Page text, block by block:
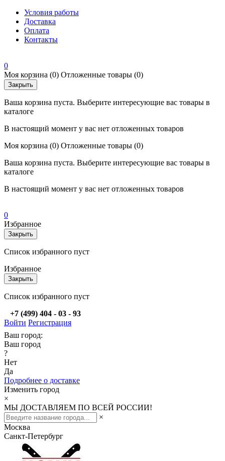
Условия работы
Доставка
Оплата
Контакты
0
Моя корзина (0) Отложенные товары (0)
Закрыть
Ваша корзина пуста. Выберите интересующие вас товары в
каталоге
В настоящий момент у вас нет отложенных товаров
Моя корзина (0) Отложенные товары (0)
Ваша корзина пуста. Выберите интересующие вас товары в
каталоге
В настоящий момент у вас нет отложенных товаров
0
Избранное
Закрыть
Список избранного пуст
Избранное
Закрыть
Список избранного пуст
+7 (499) 404 - 03 - 93
Войти Регистрация
Ваш город:
Ваш город
?
Нет
Да
Подробнее о доставке
Изменить город
×
МЫ ДОСТАВЛЯЕМ ПО ВСЕЙ РОССИИ!
×
Москва
Санкт-Петербург